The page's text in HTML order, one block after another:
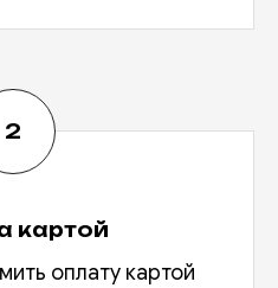
картой
оплату картой